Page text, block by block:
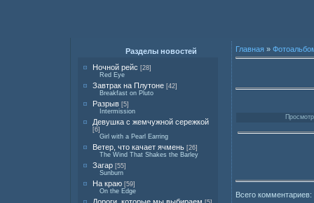
Разделы новостей
Ночной рейс [28]
Red Eye
Завтрак на Плутоне [42]
Breakfast on Pluto
Разрыв [5]
Intermission
Девушка с жемчужной сережкой
[6]
Girl with a Pearl Earring
Ветер, что качает ячмень [26]
The Wind That Shakes the Barley
Загар [55]
Sunburn
На краю [59]
On the Edge
Главная »
Всего комментариев: